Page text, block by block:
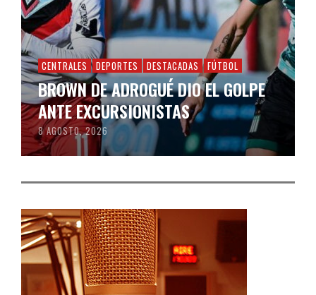
CENTRALES DEPORTES DESTACADAS FÚTBOL
BROWN DE ADROGUÉ DIO EL GOLPE
ANTE EXCURSIONISTAS
8 AGOSTO, 2026